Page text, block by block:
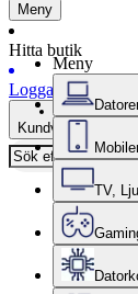
Meny
Hitta butik
Logga in
Kundvagn
Meny
TV,